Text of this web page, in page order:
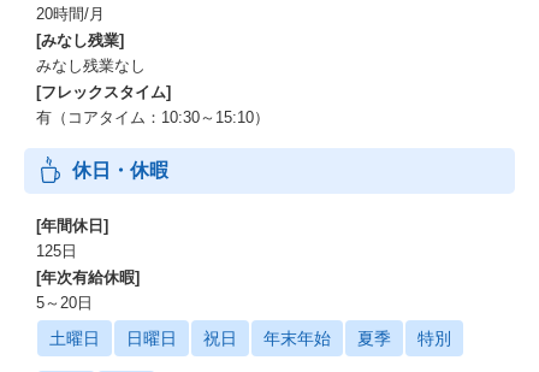
20時間/月
[みなし残業]
みなし残業なし
[フレックスタイム]
有（コアタイム：10:30～15:10）
休日・休暇
[年間休日]
125日
[年次有給休暇]
5～20日
土曜日 日曜日 祝日 年末年始 夏季 特別